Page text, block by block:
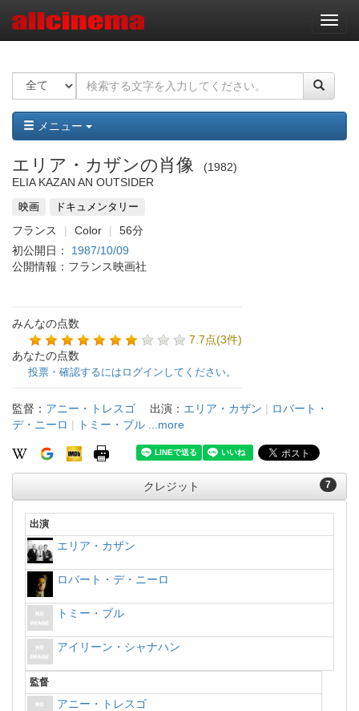
ナ
ビ
ー
ョ
ン
メニュー
エリア・カザンの肖像
1982
ELIA KAZAN AN OUTSIDER
映画 ドキュメンタリー
フランス Color
56分
初公開日： 1987/10/09
公開情報：フランス映画社
みんなの点数
7.7点(3件)
あなたの点数
投票・確認するにはログインしてください。
監督： アニー・トレスゴ 出演： エリア・カザン | ロバート・
デ・ニーロ | トミー・ブル ...more
7
クレジット
出演
エリア・カザン
ロバート・デ・ニーロ
トミー・ブル
アイリーン・シャナハン
監督
アニー・トレスゴ